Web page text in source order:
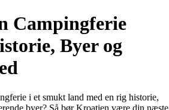
Campingferie
Byer og
i et smukt land med en rig historie,
byer? Så bør Kroatien være din næste